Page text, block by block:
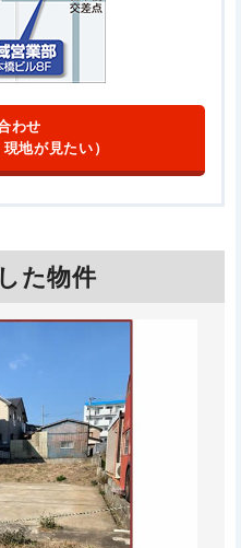
わせ
地が見たい）
た物件